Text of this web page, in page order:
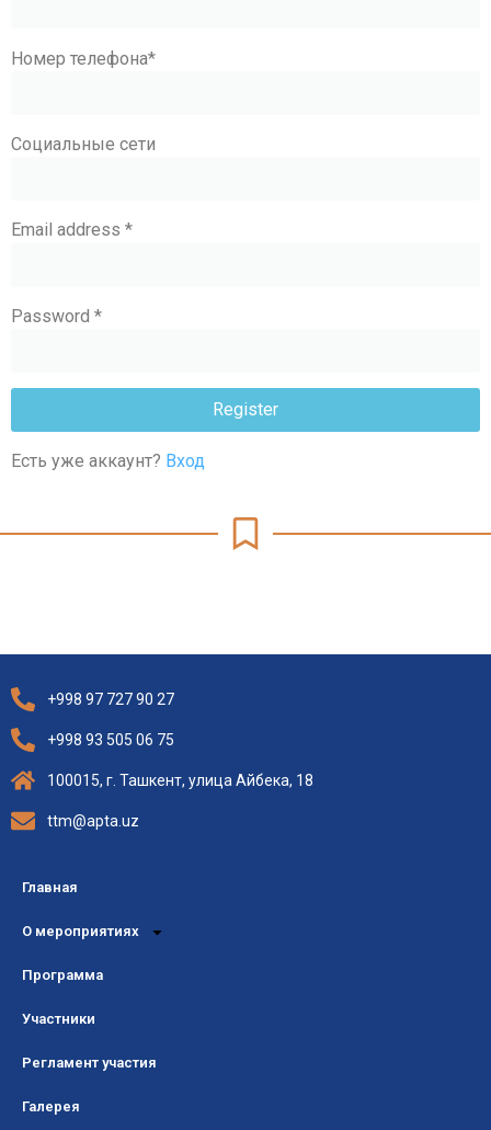
Номер телефона*
Социальные сети
Email address *
Password *
Register
Есть уже аккаунт? Вход
+998 97 727 90 27
+998 93 505 06 75
100015, г. Ташкент, улица Айбека, 18
ttm@apta.uz
Главная
О мероприятиях
Программа
Участники
Регламент участия
Галерея